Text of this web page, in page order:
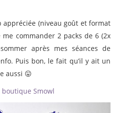
appréciée (niveau goût et format
me commander 2 packs de 6 (2x
après mes séances de
Puis bon, le fait qu’il y ait un
aussi 😛
Smowl